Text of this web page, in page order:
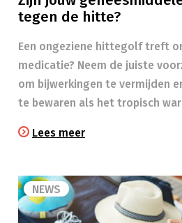
tegen de hitte?
Een ongeziene hittegolf treft
medicatie? Neem de juiste
om bijwerkingen te vermijden
te bewaren als het tropisch
Lees meer
NEWS